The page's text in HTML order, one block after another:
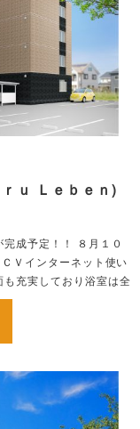
ｕ Ｌｅｂｅｎ)
成予定！！ ８月１０
インターネット使い
充実しており浴室は全
同等設定のエコプラン